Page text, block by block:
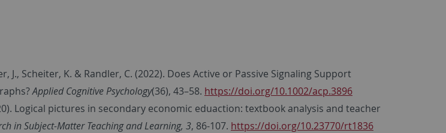
J., Scheiter, K. & Randler, C. (2022). Does Active or Passive Signaling Support
Applied Cognitive Psychology(36), 43–58. https://doi.org/10.1002/acp.3896
Logical pictures in secondary economic eduaction: textbook analysis and teacher
in Subject-Matter Teaching and Learning, 3, 86-107. https://doi.org/10.23770/rt1836